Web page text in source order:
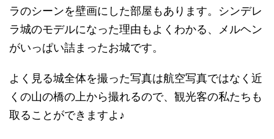
ラのシーンを壁画にした部屋もあります。シンデレ
ラ城のモデルになった理由もよくわかる、メルヘン
がいっぱい詰まったお城です。
よく見る城全体を撮った写真は航空写真ではなく近
くの山の橋の上から撮れるので、観光客の私たちも
取ることができますよ♪